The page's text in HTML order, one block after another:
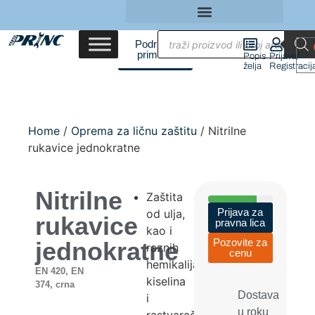
Područja
primene
Popis
želja
Prijava/
Home / Oprema za ličnu zaštitu / Nitrilne
rukavice jednokratne
Nitrilne
rukavice
jednokratne
EN 420, EN
374, crna
Zaštita
od ulja,
kao i
raznih
hemikalija,
kiselina
i
Prijava za
pravna lica
Pozovite za
cenu
Dostava
u roku